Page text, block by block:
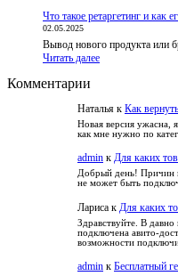
удачу:
развлечься
безопасно
в
зависимость
такое
текст:
потерять
читателя
Что такое ретаргетинг и как
02.05.2025
Вывод нового продукта или
Читать далее:
и
как
его
настроить
Комментарии
Наталья к Как
Новая версия ужасна,
как мне нужно по
admin к Для каких
Добрый день! Причин
не может быть
Лариса к Для каких
Здравствуйте. В
подключена авито-
возможности
admin к Бесплатный